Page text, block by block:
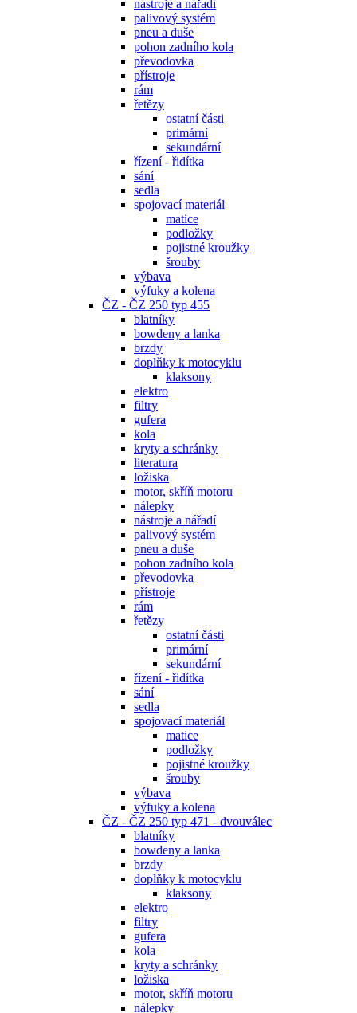
nástroje a nářadí
palivový systém
pneu a duše
pohon zadního kola
převodovka
přístroje
rám
řetězy
ostatní části
primární
sekundární
řízení - řidítka
sání
sedla
spojovací materiál
matice
podložky
pojistné kroužky
šrouby
výbava
výfuky a kolena
ČZ - ČZ 250 typ 455
blatníky
bowdeny a lanka
brzdy
doplňky k motocyklu
klaksony
elektro
filtry
gufera
kola
kryty a schránky
literatura
ložiska
motor, skříň motoru
nálepky
nástroje a nářadí
palivový systém
pneu a duše
pohon zadního kola
převodovka
přístroje
rám
řetězy
ostatní části
primární
sekundární
řízení - řidítka
sání
sedla
spojovací materiál
matice
podložky
pojistné kroužky
šrouby
výbava
výfuky a kolena
ČZ - ČZ 250 typ 471 - dvouválec
blatníky
bowdeny a lanka
brzdy
doplňky k motocyklu
klaksony
elektro
filtry
gufera
kola
kryty a schránky
ložiska
motor, skříň motoru
nálepky